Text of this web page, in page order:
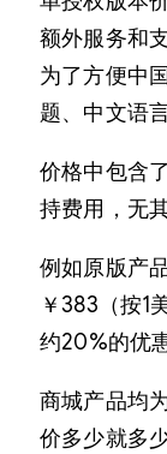
额外服务和
为了方便中
题、中文语
价格中包含
持费用，无
例如原版产
￥383（按1
约20%的优
商城产品均
价多少就多